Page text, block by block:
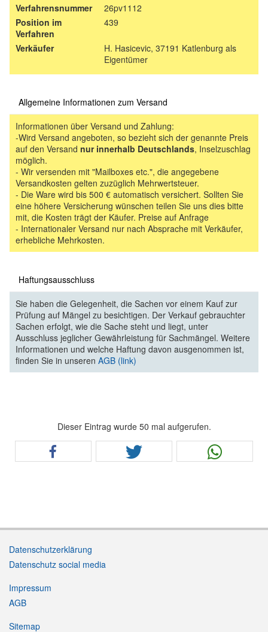
Verfahrensnummer
26pv1112
Position im
Verfahren
439
Verkäufer
H. Hasicevic, 37191 Katlenburg als
Eigentümer
Allgemeine Informationen zum Versand
Informationen über Versand und Zahlung:
-Wird Versand angeboten, so bezieht sich der genannte Preis
auf den Versand nur innerhalb Deutschlands, Inselzuschlag
möglich.
- Wir versenden mit "Mailboxes etc.", die angegebene
Versandkosten gelten zuzüglich Mehrwertsteuer.
- Die Ware wird bis 500 € automatisch versichert. Sollten Sie
eine höhere Versicherung wünschen teilen Sie uns dies bitte
mit, die Kosten trägt der Käufer. Preise auf Anfrage
- Internationaler Versand nur nach Absprache mit Verkäufer,
erhebliche Mehrkosten.
Haftungsausschluss
Sie haben die Gelegenheit, die Sachen vor einem Kauf zur
Prüfung auf Mängel zu besichtigen. Der Verkauf gebrauchter
Sachen erfolgt, wie die Sache steht und liegt, unter
Ausschluss jeglicher Gewährleistung für Sachmängel. Weitere
Informationen und welche Haftung davon ausgenommen ist,
finden Sie in unseren AGB (link)
Dieser Eintrag wurde 50 mal aufgerufen.
Datenschutzerklärung
Datenschutz social media
Impressum
AGB
Sitemap